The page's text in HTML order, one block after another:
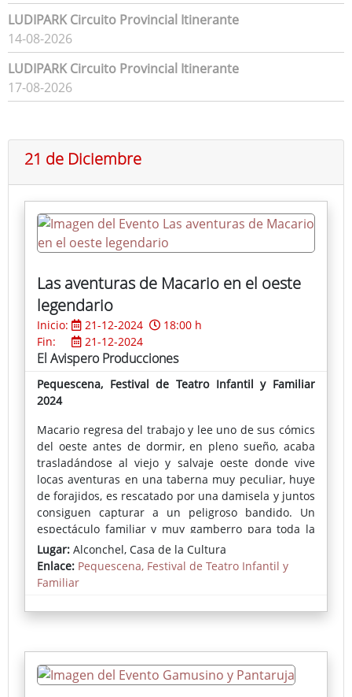
LUDIPARK Circuito Provincial Itinerante
14-08-2026
LUDIPARK Circuito Provincial Itinerante
17-08-2026
21 de Diciembre
Las aventuras de Macario en el oeste
legendario
Inicio: 21-12-2024
18:00 h
Fin:
21-12-2024
El Avispero Producciones
Pequescena, Festival de Teatro Infantil y Familiar
2024
Macario regresa del trabajo y lee uno de sus cómics
del oeste antes de dormir, en pleno sueño, acaba
trasladándose al viejo y salvaje oeste donde vive
locas aventuras en una taberna muy peculiar, huye
de forajidos, es rescatado por una damisela y juntos
consiguen capturar a un peligroso bandido. Un
espectáculo familiar y muy gamberro para toda la
familia con una música original de Chloé Bird al más
puro estilo western.
Lugar: Alconchel, Casa de la Cultura
Enlace: Pequescena, Festival de Teatro Infantil y
Familiar